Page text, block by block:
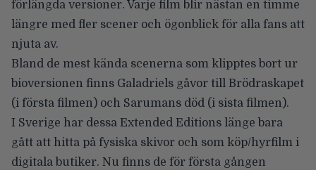
förlängda versioner. Varje film blir nästan en timme
längre med fler scener och ögonblick för alla fans att
njuta av.
Bland de mest kända scenerna som klipptes bort ur
bioversionen finns Galadriels gåvor till Brödraskapet
(i första filmen) och Sarumans död (i sista filmen).
I Sverige har dessa Extended Editions länge bara
gått att hitta på fysiska skivor och som köp/hyrfilm i
digitala butiker. Nu finns de för första gången